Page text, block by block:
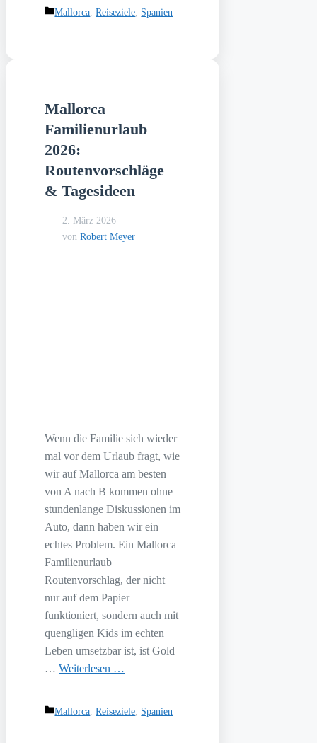
Kategorien
Mallorca,Reiseziele, Spanien
Mallorca
Familienurlaub
2026:
Routenvorschläge
& Tagesideen
2. März 2026
von Robert Meyer
Wenn die Familie sich wieder
mal vor dem Urlaub fragt, wie
wir auf Mallorca am besten
von A nach B kommen ohne
stundenlange Diskussionen im
Auto, dann haben wir ein
echtes Problem. Ein Mallorca
Familienurlaub
Routenvorschlag, der nicht
nur auf dem Papier
funktioniert, sondern auch mit
quengligen Kids im echten
Leben umsetzbar ist, ist Gold
… Weiterlesen …
Kategorien
Mallorca,Reiseziele, Spanien